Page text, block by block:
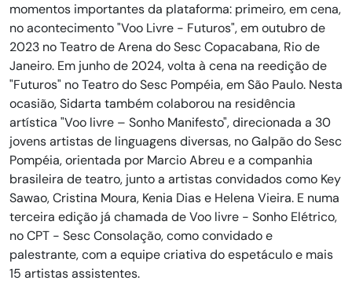
momentos importantes da plataforma: primeiro, em cena,
no acontecimento "Voo Livre - Futuros", em outubro de
2023 no Teatro de Arena do Sesc Copacabana, Rio de
Janeiro. Em junho de 2024, volta à cena na reedição de
"Futuros" no Teatro do Sesc Pompéia, em São Paulo. Nesta
ocasião, Sidarta também colaborou na residência
artística "Voo livre – Sonho Manifesto", direcionada a 30
jovens artistas de linguagens diversas, no Galpão do Sesc
Pompéia, orientada por Marcio Abreu e a companhia
brasileira de teatro, junto a artistas convidados como Key
Sawao, Cristina Moura, Kenia Dias e Helena Vieira. E numa
terceira edição já chamada de Voo livre - Sonho Elétrico,
no CPT - Sesc Consolação, como convidado e
palestrante, com a equipe criativa do espetáculo e mais
15 artistas assistentes.